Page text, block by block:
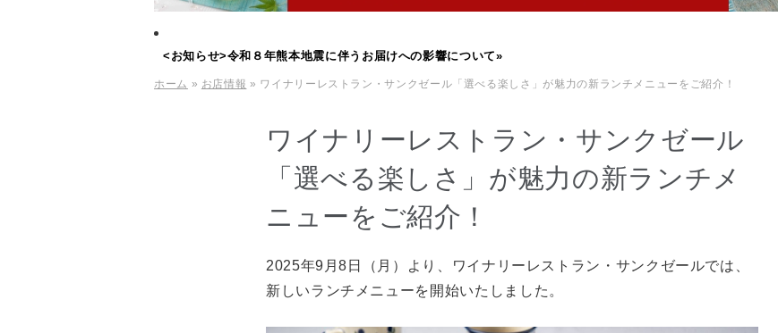
<お知らせ>令和８年熊本地震に伴うお届けへの影響について»
ホーム » お店情報 » ワイナリーレストラン・サンクゼール「選べる楽しさ」が魅力の新ランチメニューをご紹介！
ワイナリーレストラン・サンクゼール
「選べる楽しさ」が魅力の新ランチメ
ニューをご紹介！
2025年9月8日（月）より、ワイナリーレストラン・サンクゼールでは、
新しいランチメニューを開始いたしました。